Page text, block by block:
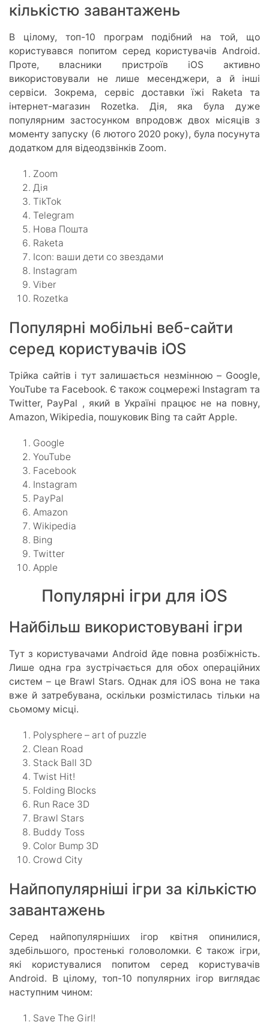
кількістю завантажень
В цілому, топ-10 програм подібний на той, що
користувався попитом серед користувачів Android.
Проте, власники пристроїв iOS активно
використовували не лише месенджери, а й інші
сервіси. Зокрема, сервіс доставки їжі Raketa та
інтернет-магазин Rozetka. Дія, яка була дуже
популярним застосунком впродовж двох місяців з
моменту запуску (6 лютого 2020 року), була посунута
додатком для відеодзвінків Zoom.
Zoom
Дія
TikTok
Telegram
Нова Пошта
Raketa
Icon: ваши дети со звездами
Instagram
Viber
Rozetka
Популярні мобільні веб-сайти
серед користувачів iOS
Трійка сайтів і тут залишається незмінною – Google,
YouTube та Facebook. Є також соцмережі Instagram та
Twitter, PayPal , який в Україні працює не на повну,
Amazon, Wikipedia, пошуковик Bing та сайт Apple.
Google
YouTube
Facebook
Instagram
PayPal
Amazon
Wikipedia
Bing
Twitter
Apple
Популярні ігри для iOS
Найбільш використовувані ігри
Тут з користувачами Android йде повна розбіжність.
Лише одна гра зустрічається для обох операційних
систем – це Brawl Stars. Однак для iOS вона не така
вже й затребувана, оскільки розмістилась тільки на
сьомому місці.
Polysphere – art of puzzle
Clean Road
Stack Ball 3D
Twist Hit!
Folding Blocks
Run Race 3D
Brawl Stars
Buddy Toss
Color Bump 3D
Crowd City
Найпопулярніші ігри за кількістю
завантажень
Серед найпопулярніших ігор квітня опинилися,
здебільшого, простенькі головоломки. Є також ігри,
які користувалися попитом серед користувачів
Android. В цілому, топ-10 популярних ігор виглядає
наступним чином:
Save The Girl!